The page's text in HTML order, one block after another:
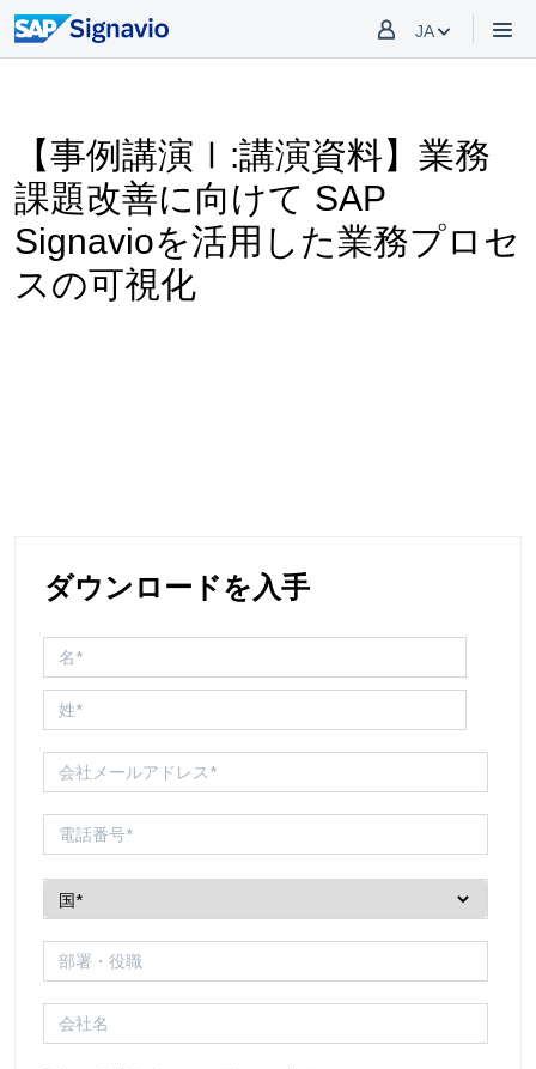
JA
【事例講演Ⅰ:講演資料】業務
課題改善に向けて SAP
Signavioを活用した業務プロセ
スの可視化
ダウンロードを入手